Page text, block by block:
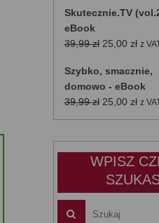
Skutecznie.TV
eBook
39,99zł Pierwotna
wynosiła:
39,99 zł.
25,00 zł
25,00
z
Szybko, smacznie,
domowo - eBook
39,99zł Pierwotna
cena
25,00 zł
cena
z
WPISZ